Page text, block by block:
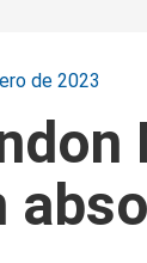
de 2023